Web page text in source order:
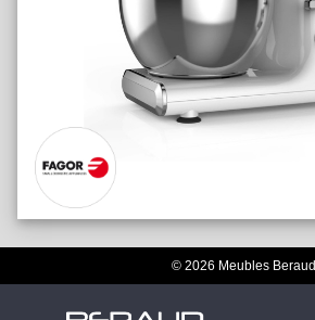
© 2026 Meubles Beraud